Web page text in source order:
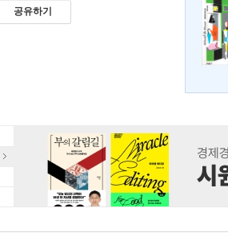
공유하기